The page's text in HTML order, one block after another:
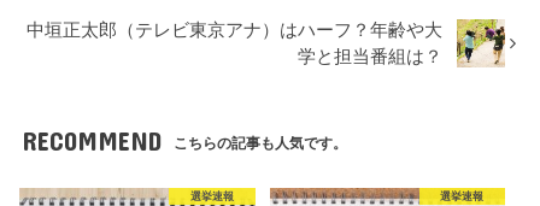
中垣正太郎（テレビ東京アナ）はハーフ？年齢や大
学と担当番組は？
RECOMMEND こちらの記事も人気です。
選挙速報 選挙速報